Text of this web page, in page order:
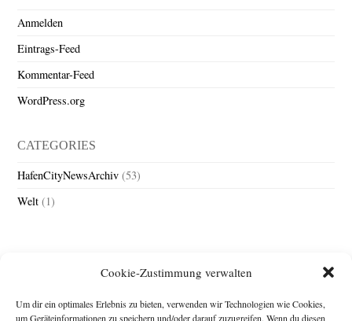
Cookie-Zustimmung verwalten
Um dir ein optimales Erlebnis zu bieten, verwenden wir Technologien wie Cookies,
um Geräteinformationen zu speichern und/oder darauf zuzugreifen. Wenn du diesen
Anmelden
Eintrags-Feed
Kommentar-Feed
WordPress.org
CATEGORIES
HafenCityNewsArchiv (53)
Welt (1)